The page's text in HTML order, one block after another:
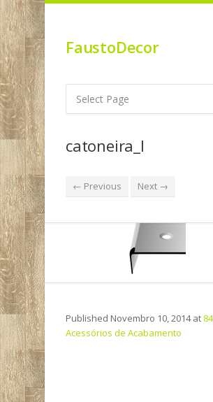
FaustoDecor
catoneira_l
← Previous Next →
Published Novembro 10, 2014at
Acessórios de Acabamento